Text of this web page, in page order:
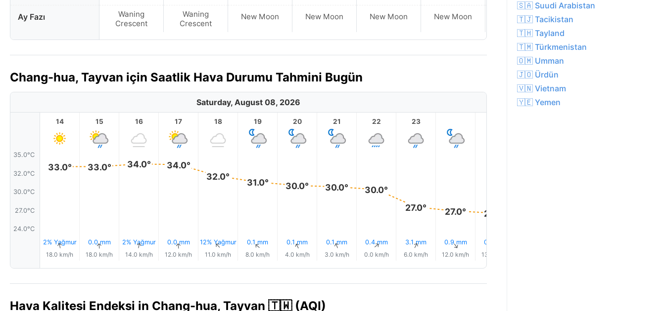
Ay Fazı
Waning
Crescent
Waning
Crescent
New Moon New Moon New Moon New Moon
Waxing
Crescent
Chang-hua, Tayvan için Saatlik Hava Durumu Tahmini Bugün
Saturday, August 08, 2026
35.0°C
32.0°C
30.0°C
27.0°C
24.0°C
14
33.0°
2% Yağmur
↑
18.0 km/h
15
33.0°
0.0 mm
↑
18.0 km/h
16
34.0°
2% Yağmur
↑
14.0 km/h
17
34.0°
0.0 mm
↑
12.0 km/h
18
32.0°
12% Yağmur
↑
11.0 km/h
19
31.0°
0.1 mm
↑
8.0 km/h
20
30.0°
0.1 mm
↑
4.0 km/h
21
30.0°
0.1 mm
↑
3.0 km/h
22
30.0°
0.4 mm
↑
0.0 km/h
23
27.0°
3.1 mm
↑
6.0 km/h
27.0°
0.9 mm
↑
12.0 km/h
26.0°
0.8 mm
13.0 km/h
Hava Kalitesi Endeksi in Chang-hua, Tayvan 🇹🇼 (AQI)
🇸🇦 Suudi Arabistan
🇹🇯 Tacikistan
🇹🇭 Tayland
🇹🇲 Türkmenistan
🇴🇲 Umman
🇯🇴 Ürdün
🇻🇳 Vietnam
🇾🇪 Yemen